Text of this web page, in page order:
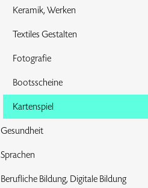
Keramik, Werken
Textiles Gestalten
Fotografie
Bootsscheine
Kartenspiel
Gesundheit
Sprachen
Berufliche Bildung, Digitale Bildung